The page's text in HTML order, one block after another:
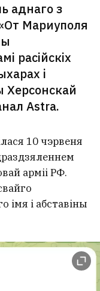
аднаго з
Мариуполя
расійскіх
і
Херсонскай
Astra.
10 чэрвеня
арміі РФ.
імя і абставіны